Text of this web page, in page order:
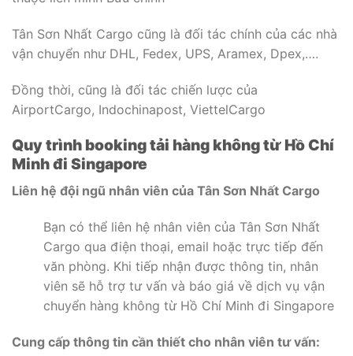
Tân Sơn Nhất Cargo cũng là đối tác chính của các nhà
vận chuyển như DHL, Fedex, UPS, Aramex, Dpex,….
Đồng thời, cũng là đối tác chiến lược của
AirportCargo, Indochinapost, ViettelCargo
Quy trình booking tải hàng không từ Hồ Chí
Minh đi Singapore
Liên hệ đội ngũ nhân viên của Tân Sơn Nhất Cargo
Bạn có thể liên hệ nhân viên của Tân Sơn Nhất
Cargo qua điện thoại, email hoặc trực tiếp đến
văn phòng. Khi tiếp nhận được thông tin, nhân
viên sẽ hỗ trợ tư vấn và báo giá về dịch vụ vận
chuyển hàng không từ Hồ Chí Minh đi Singapore
Cung cấp thông tin cần thiết cho nhân viên tư vấn: